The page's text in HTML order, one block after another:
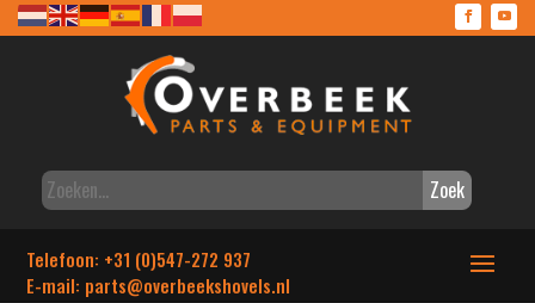
Zoek
Telefoon: +31 (0)547-272 937
E-mail: parts@overbeekshovels.nl